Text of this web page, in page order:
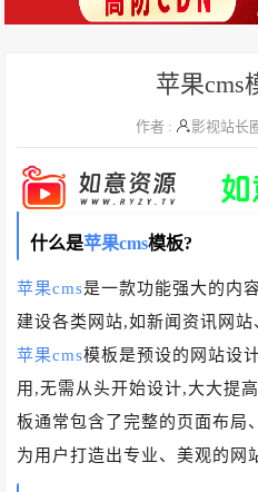
苹果cms
作者 : 影视站长
什么是苹果cms模板?
苹果cms是一款功能强大的内
建设各类网站,如新闻资讯网站
苹果cms模板是预设的网站设
用,无需从头开始设计,大大提
板通常包含了完整的页面布局
为用户打造出专业、美观的网